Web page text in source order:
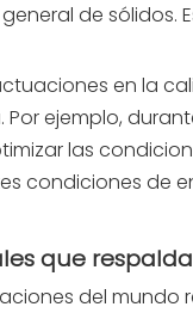
de sólidos.
en la
Por ejemplo,
las
condiciones de
que
del